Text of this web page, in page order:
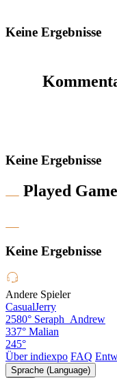
Keine Ergebnisse
Keine Ergebnisse
Played
Keine Ergebnisse
Andere Spieler
CasualJerry
2580° Seraph_Andrew
337° Malian
245°
Über indiexpo FAQ
Sprache (Language)